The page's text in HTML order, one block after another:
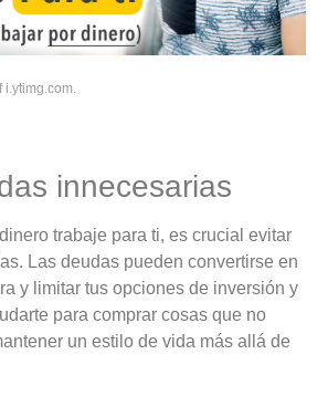
i.ytimg.com.
innecesarias
trabaje para ti, es crucial evitar
Las deudas pueden convertirse en
y limitar tus opciones de inversión y
para comprar cosas que no
un estilo de vida más allá de